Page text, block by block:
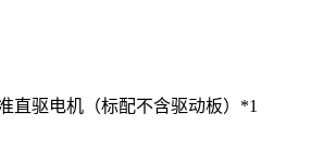
直驱电机（标配不含驱动板）*1